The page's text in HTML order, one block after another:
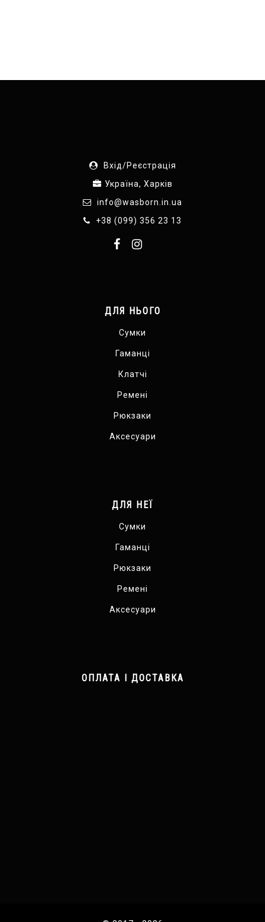
Вхід/Реєстрація
Україна, Харків
info@wasborn.in.ua
+38 (099) 356 23 13
ДЛЯ НЬОГО
Сумки
Гаманці
Клатчі
Ремені
Рюкзаки
Аксесуари
ДЛЯ НЕЇ
Сумки
Гаманці
Рюкзаки
Ремені
Аксесуари
ОПЛАТА І ДОСТАВКА